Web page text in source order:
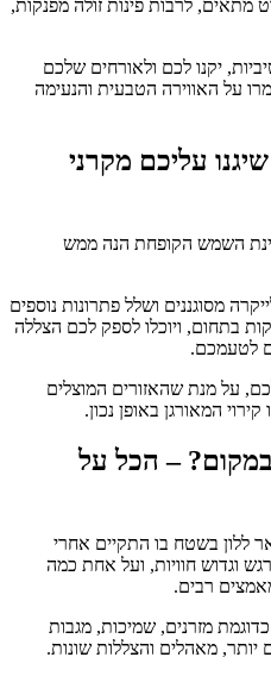
מתאים, לרבות פינות זולה מפנקות,
יקנו לכם ולאורחים שלכם
על האווירה הטבעית והנעימה
עליכם מקרני
השמש הקופחת הנה ממש
מסוגננים ושלל פתרונות נוספים
בתחום, ויוכלו לספק לכם הצללה
לטעמכם.
על מנת שהאזורים המוצלים
קירוי המאורגן באופן נכון.
– הכל על
ללון בשטח בו התקיים אחרי
וגדוש חוויות, ועל אחת כמה
רבים.
מזרנים, שמיכות, מגבות
יותר, מאהלים והצללות שונות.